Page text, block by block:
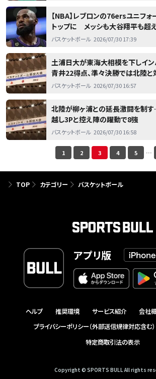
【NBA】レブロンの76ersユニフ
トップに メッシも大谷翔平も超
ぬ人気を証明
バスケットボール 2026/07/30 17:39
土浦日大が東海大相模を下しイ
青井22得点、準々決勝では北陸と
バスケットボール 2026/07/30 16:57
北陸が柳ヶ浦との延長激闘を制
越し3Pと控え陣の躍動で8強
バスケットボール 2026/07/30 16:58
1 2 3 4 5 …
TOP カテゴリー バスケットボール
アプリ版
ヘルプ 推奨環境 サービス紹介 会社
プライバシーポリシー（外部送信規律対応含む）
特定商取引法の表示
Copyright © SPORTS BULL All rights